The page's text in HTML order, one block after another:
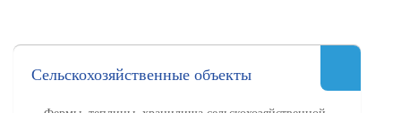
Сельскохозяйственные объекты